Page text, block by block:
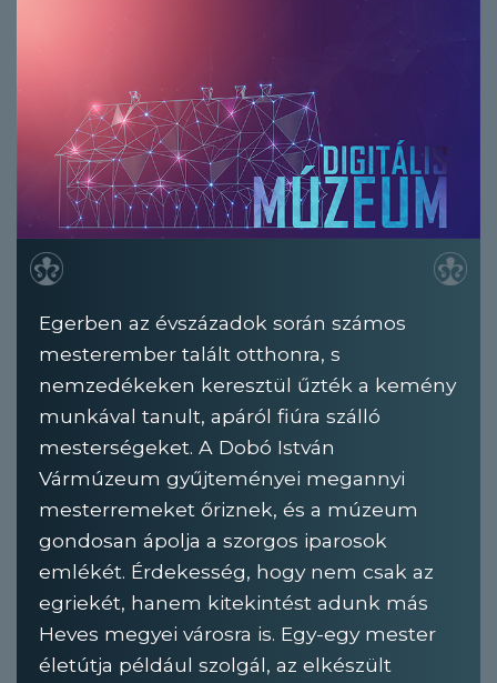
Egerben az évszázadok során számos
mesterember talált otthonra, s
nemzedékeken keresztül űzték a kemény
munkával tanult, apáról fiúra szálló
mesterségeket. A Dobó István
Vármúzeum gyűjteményei megannyi
mesterremeket őriznek, és a múzeum
gondosan ápolja a szorgos iparosok
emlékét. Érdekesség, hogy nem csak az
egriekét, hanem kitekintést adunk más
Heves megyei városra is. Egy-egy mester
életútja például szolgál, az elkészült